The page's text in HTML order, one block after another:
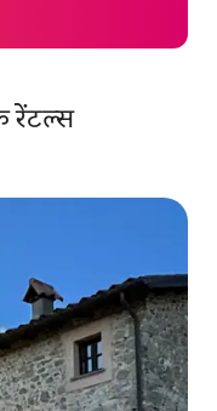
रेंटल्स